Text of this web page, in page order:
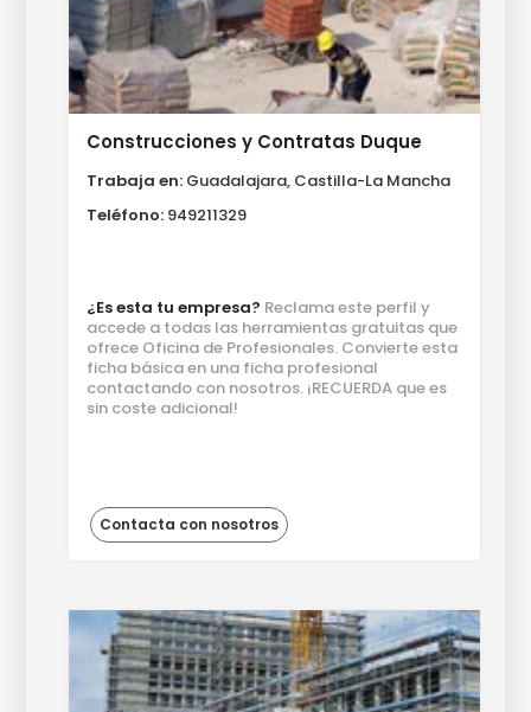
Construcciones y Contratas Duque
Trabaja en: Guadalajara, Castilla-La Mancha
Teléfono: 949211329
¿Es esta tu empresa? Reclama este perfil y
accede a todas las herramientas gratuitas que
ofrece Oficina de Profesionales. Convierte esta
ficha básica en una ficha profesional
contactando con nosotros. ¡RECUERDA que es
sin coste adicional!
Contacta con nosotros